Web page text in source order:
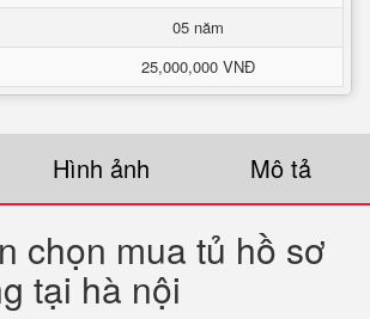
05 năm
25,000,000 VNĐ
Hình ảnh Mô tả
chọn mua tủ hồ sơ
tại hà nội